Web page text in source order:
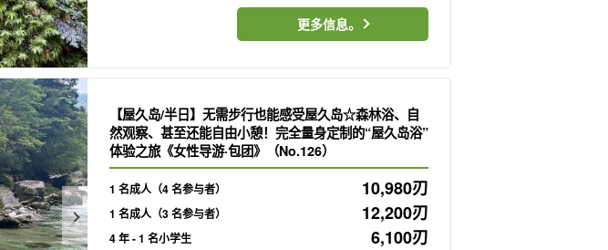
更多信息。
【屋久岛/半日】无需步行也能感受屋久岛☆森林浴、自
然观察、甚至还能自由小憩！完全量身定制的“屋久岛浴”
体验之旅《女性导游·包团》（No.126）
1 名成人（4 名参与者） 10,980刃
1 名成人（3 名参与者） 12,200刃
4 年 - 1 名小学生 6,100刃